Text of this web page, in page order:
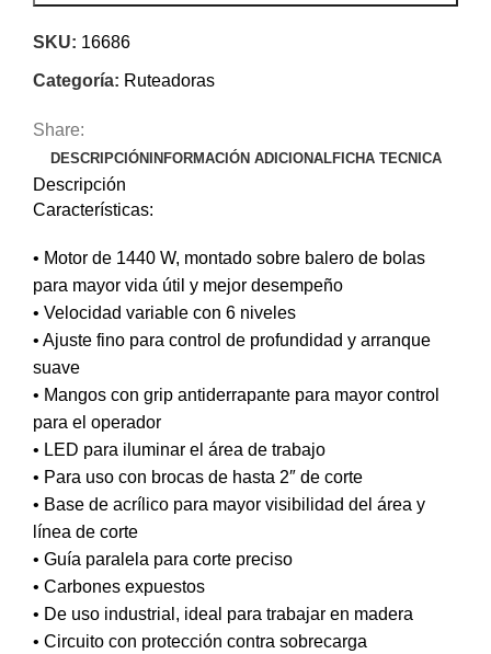
SKU: 16686
Categoría: Ruteadoras
Share:
DESCRIPCIÓNINFORMACIÓN ADICIONALFICHA TECNICA
Descripción
Características:
• Motor de 1440 W, montado sobre balero de bolas
para mayor vida útil y mejor desempeño
• Velocidad variable con 6 niveles
• Ajuste fino para control de profundidad y arranque
suave
• Mangos con grip antiderrapante para mayor control
para el operador
• LED para iluminar el área de trabajo
• Para uso con brocas de hasta 2″ de corte
• Base de acrílico para mayor visibilidad del área y
línea de corte
• Guía paralela para corte preciso
• Carbones expuestos
• De uso industrial, ideal para trabajar en madera
• Circuito con protección contra sobrecarga